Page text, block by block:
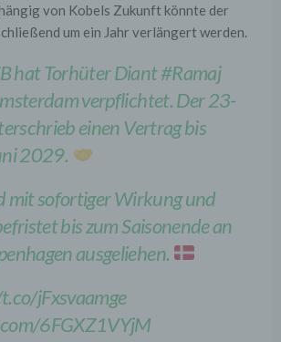
von Kobels Zukunft könnte der
um ein Jahr verlängert werden.
hat Torhüter Diant#Ramaj
verpflichtet. Der 23-
einen Vertrag bis
2029.
mit sofortiger Wirkung und
bis zum Saisonende an
ausgeliehen.
jFxsvaamge
6FGXZ1VYjM